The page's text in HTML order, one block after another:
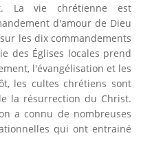
La vie chrétienne est
d'amour de Dieu
les dix commandements
des Églises locales prend
l'évangélisation et les
les cultes chrétiens sont
la résurrection du Christ.
a connu de nombreuses
qui ont entrainé